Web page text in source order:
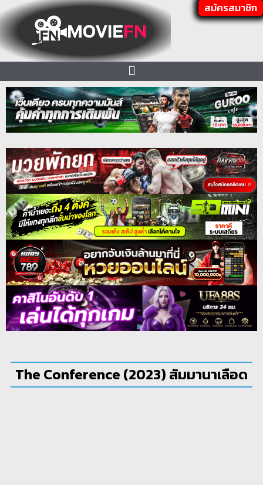
สมัครสมาชิก
The Conference (2023) สัมมานาเลือด